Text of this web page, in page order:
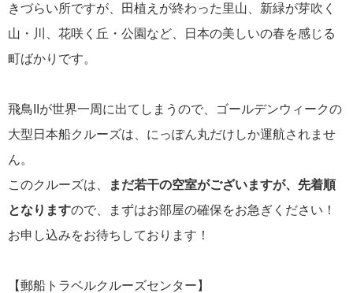
きづらい所ですが、田植えが終わった里山、新緑が芽吹く
山・川、花咲く丘・公園など、日本の美しいの春を感じる
町ばかりです。
飛鳥IIが世界一周に出てしまうので、ゴールデンウィークの
大型日本船クルーズは、にっぽん丸だけしか運航されませ
ん。
このクルーズは、
まだ若干の空室がございますが、先着順
となりますので、まずはお部屋の確保をお急ぎください！
お申し込みをお待ちしております！
【郵船トラベルクルーズセンター】
飛鳥II
世界一周クルーズ
コースご案内
ぱしふぃっく びいなす
プリンセス・クルーズ